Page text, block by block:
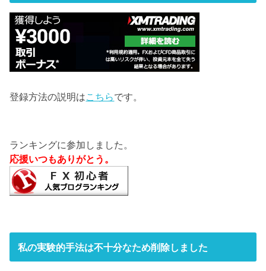
登録方法の説明はこちらです。
ランキングに参加しました。
応援いつもありがとう。
私の実験的手法は不十分なため削除しました